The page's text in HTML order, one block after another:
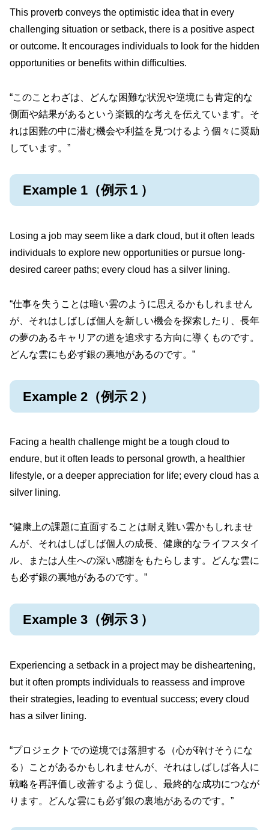
This proverb conveys the optimistic idea that in every
challenging situation or setback, there is a positive aspect
or outcome. It encourages individuals to look for the hidden
opportunities or benefits within difficulties.
“このことわざは、どんな困難な状況や逆境にも肯定的な
側面や結果があるという楽観的な考えを伝えています。そ
れは困難の中に潜む機会や利益を見つけるよう個々に奨励
しています。”
Example 1（例示１）
Losing a job may seem like a dark cloud, but it often leads
individuals to explore new opportunities or pursue long-
desired career paths; every cloud has a silver lining.
“仕事を失うことは暗い雲のように思えるかもしれません
が、それはしばしば個人を新しい機会を探索したり、長年
の夢のあるキャリアの道を追求する方向に導くものです。
どんな雲にも必ず銀の裏地があるのです。”
Example 2（例示２）
Facing a health challenge might be a tough cloud to
endure, but it often leads to personal growth, a healthier
lifestyle, or a deeper appreciation for life; every cloud has a
silver lining.
“健康上の課題に直面することは耐え難い雲かもしれませ
んが、それはしばしば個人の成長、健康的なライフスタイ
ル、または人生への深い感謝をもたらします。どんな雲に
も必ず銀の裏地があるのです。”
Example 3（例示３）
Experiencing a setback in a project may be disheartening,
but it often prompts individuals to reassess and improve
their strategies, leading to eventual success; every cloud
has a silver lining.
“プロジェクトでの逆境では落胆する（心が砕けそうにな
る）ことがあるかもしれませんが、それはしばしば各人に
戦略を再評価し改善するよう促し、最終的な成功につなが
ります。どんな雲にも必ず銀の裏地があるのです。”